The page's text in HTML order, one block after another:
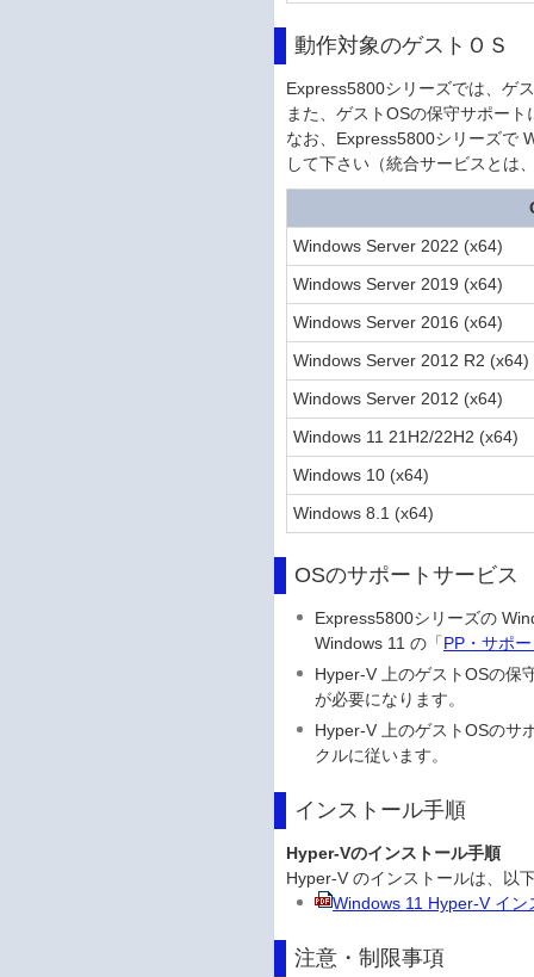
動作対象のゲストＯＳ
Express5800シリーズでは、ゲ
また、ゲストOSの保守サポート
なお、Express5800シリーズで
して下さい（統合サービスとは
Windows Server 2022 (x64)
Windows Server 2019 (x64)
Windows Server 2016 (x64)
Windows Server 2012 R2 (x64)
Windows Server 2012 (x64)
Windows 11 21H2/22H2 (x64)
Windows 10 (x64)
Windows 8.1 (x64)
OSのサポートサービス
Express5800シリーズの
Windows 11 の「PP・サポ
Hyper-V 上のゲストOSの保
が必要になります。
Hyper-V 上のゲストOSのサ
クルに従います。
インストール手順
Hyper-Vのインストール手順
Hyper-V のインストールは、以
Windows 11 Hyper-V イン
注意・制限事項